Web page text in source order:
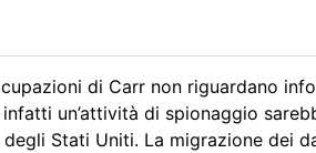
di Carr non riguardano
un’attività di spionaggio
Stati Uniti. La migrazione dei